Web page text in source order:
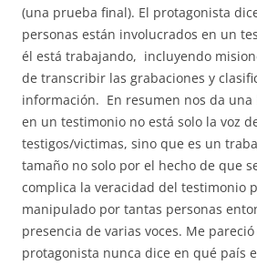
(una prueba final). El protagonista
personas están involucrados en un
él está trabajando, incluyendo
de transcribir las grabaciones y
información. En resumen nos da una
en un testimonio no está solo la voz
testigos/victimas, sino que es un
tamaño no solo por el hecho de que
complica la veracidad del testimonio
manipulado por tantas personas
presencia de varias voces. Me
protagonista nunca dice en qué país